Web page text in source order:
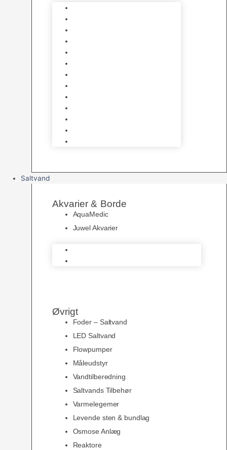
Saltvand
Akvarier & Borde
AquaMedic
Juwel Akvarier
Øvrigt
Foder – Saltvand
LED Saltvand
Flowpumper
Måleudstyr
Vandtilberedning
Saltvands Tilbehør
Varmelegemer
Levende sten & bundlag
Osmose Anlæg
Reaktore